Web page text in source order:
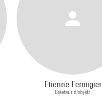
Etienne Fermigier
Créateur d'objets